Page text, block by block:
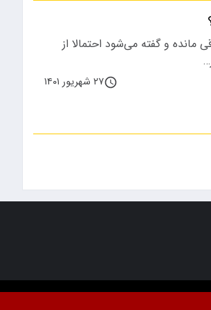
۵ روز به پایان نیمه اول سال ۱۴۰۱ باقی مانده و گفته می‌شود احتمالا از
۲۷ شهریور ۱۴۰۱
ذکر منبع آزاد است